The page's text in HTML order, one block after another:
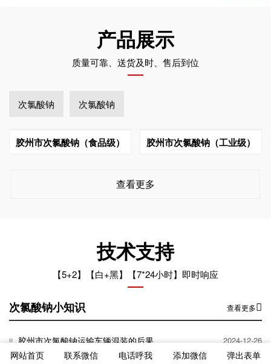
产品展示
质量可靠、送货及时、售后到位
次氯酸钠 次氯酸钠
胶州市次氯酸钠（食品级） 胶州市次氯酸钠（工业级）
查看更多
技术支持
【5+2】【白+黑】【7*24小时】即时响应
次氯酸钠小知识 查看更多
胶州市次氯酸钠运输车辆混装的后果 2024-12-26
网站首页 联系微信 电话呼我 添加微信 弹出表单